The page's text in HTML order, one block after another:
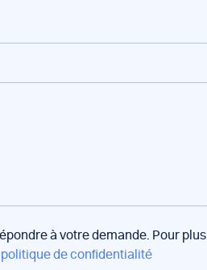
à votre demande. Pour plus
politique de confidentialité